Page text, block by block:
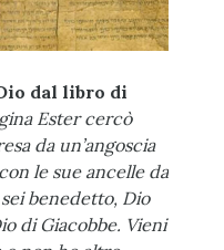
dal libro di
Ester cercò
da un’angoscia
le sue ancelle da
benedetto, Dio
di Giacobbe. Vieni